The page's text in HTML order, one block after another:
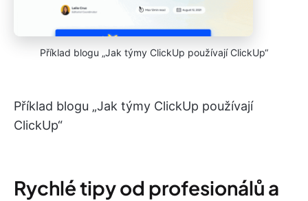
Příklad blogu „Jak týmy ClickUp používají ClickUp“
Příklad blogu „Jak týmy ClickUp používají
ClickUp“
Rychlé tipy od profesionálů a